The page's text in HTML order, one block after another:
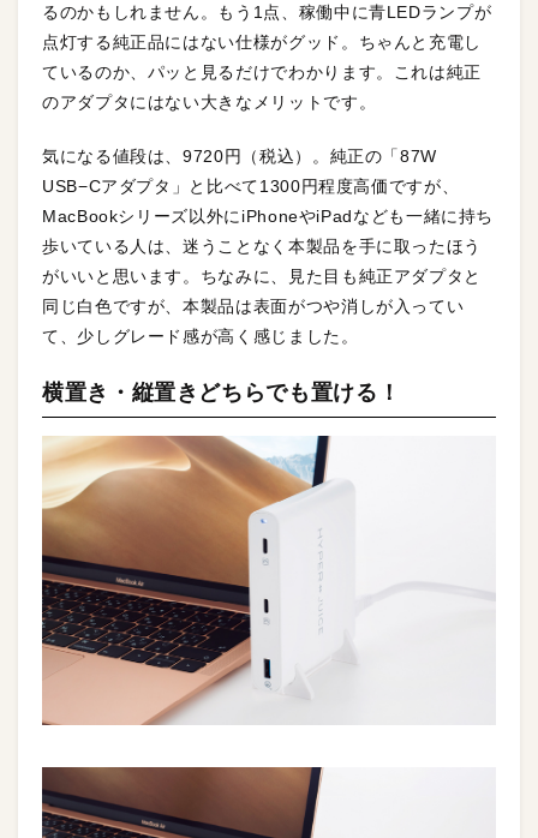
るのかもしれません。もう1点、稼働中に青LEDランプが
点灯する純正品にはない仕様がグッド。ちゃんと充電し
ているのか、パッと見るだけでわかります。これは純正
のアダプタにはない大きなメリットです。
気になる値段は、9720円（税込）。純正の「87W
USB−Cアダプタ」と比べて1300円程度高価ですが、
MacBookシリーズ以外にiPhoneやiPadなども一緒に持ち
歩いている人は、迷うことなく本製品を手に取ったほう
がいいと思います。ちなみに、見た目も純正アダプタと
同じ白色ですが、本製品は表面がつや消しが入ってい
て、少しグレード感が高く感じました。
横置き・縦置きどちらでも置ける！